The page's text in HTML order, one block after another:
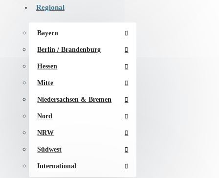
Regional
Bayern
Berlin / Brandenburg
Hessen
Mitte
Niedersachsen & Bremen
Nord
NRW
Südwest
International